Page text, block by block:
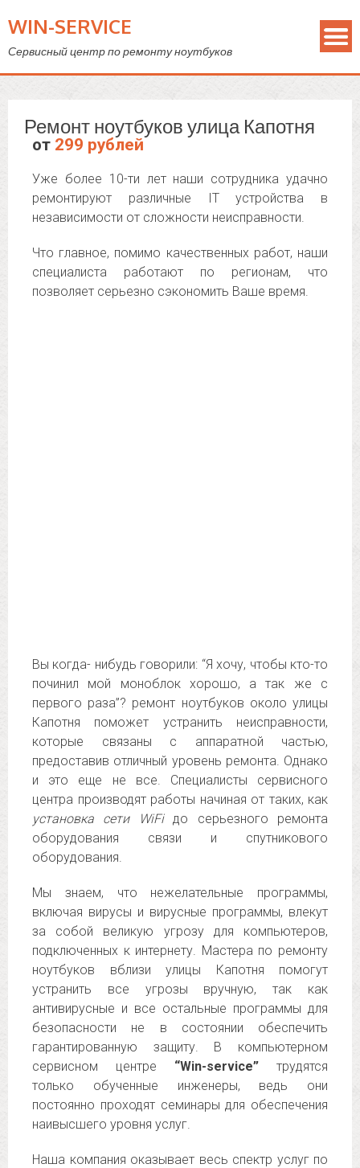
WIN-SERVICE
Сервисный центр по ремонту ноутбуков
Ремонт ноутбуков улица Капотня
от 299 рублей
Уже более 10-ти лет наши сотрудника удачно
ремонтируют различные IT устройства в
независимости от сложности неисправности.
Что главное, помимо качественных работ, наши
специалиста работают по регионам, что
позволяет серьезно сэкономить Ваше время.
Вы когда- нибудь говорили: “Я хочу, чтобы кто-то
починил мой моноблок хорошо, а так же с
первого раза”? ремонт ноутбуков около улицы
Капотня поможет устранить неисправности,
которые связаны с аппаратной частью,
предоставив отличный уровень ремонта. Однако
и это еще не все. Специалисты сервисного
центра производят работы начиная от таких, как
установка сети WiFiдо серьезного ремонта
оборудования связи и спутникового
оборудования.
Мы знаем, что нежелательные программы,
включая вирусы и вирусные программы, влекут
за собой великую угрозу для компьютеров,
подключенных к интернету. Мастера по ремонту
ноутбуков вблизи улицы Капотня помогут
устранить все угрозы вручную, так как
антивирусные и все остальные программы для
безопасности не в состоянии обеспечить
гарантированную защиту. В компьютерном
сервисном центре “Win-service” трудятся
только обученные инженеры, ведь они
постоянно проходят семинары для обеспечения
наивысшего уровня услуг.
Наша компания оказывает весь спектр услуг по